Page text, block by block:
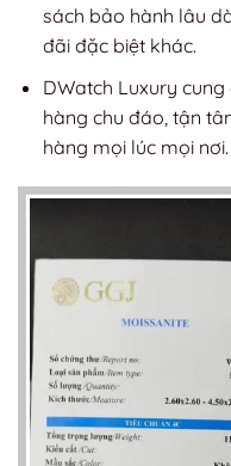
sách bảo hành lâu
đãi đặc biệt khác.
DWatch Luxury
hàng chu đáo, tận
hàng mọi lúc mọi nơi.